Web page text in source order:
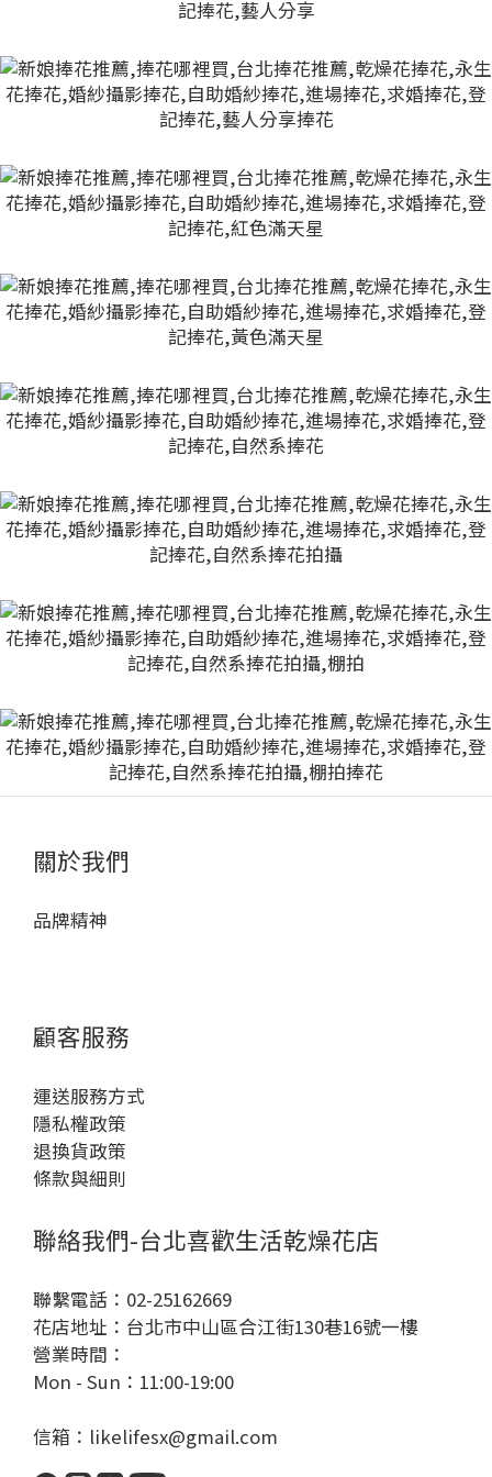
關於我們
品牌精神
顧客服務
運送服務方式
隱私權政策
退換貨政策
條款與細則
聯絡我們-台北喜歡生活乾燥花店
聯繫電話：02-25162669
花店地址：台北市中山區合江街130巷16號一樓
營業時間：
Mon - Sun：11:00-19:00
信箱：likelifesx@gmail.com